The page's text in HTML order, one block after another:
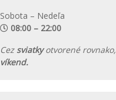
Sobota – Nedeľa
08:00 – 22:00
Cez sviatkyotvorené rovnako,
víkend.